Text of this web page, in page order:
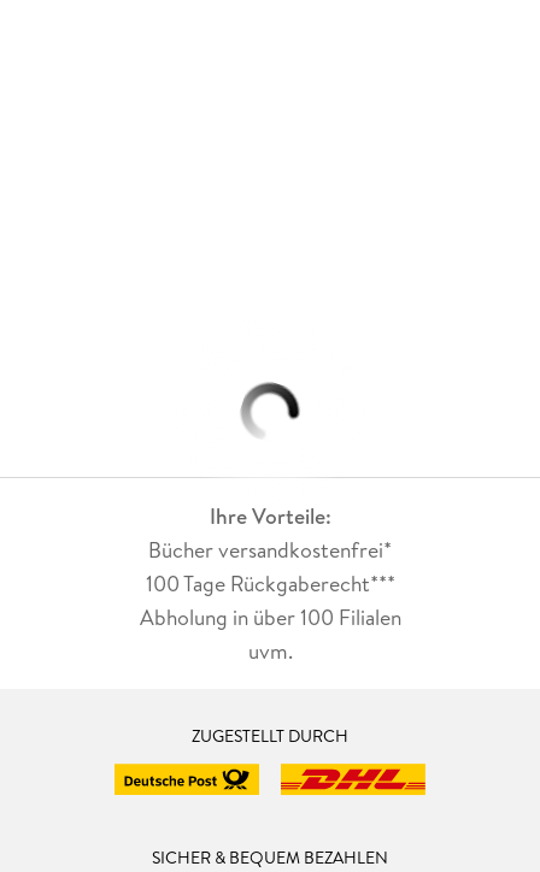
Ihre Vorteile:
Bücher versandkostenfrei*
100 Tage Rückgaberecht***
Abholung in über 100 Filialen
uvm.
ZUGESTELLT DURCH
SICHER & BEQUEM BEZAHLEN